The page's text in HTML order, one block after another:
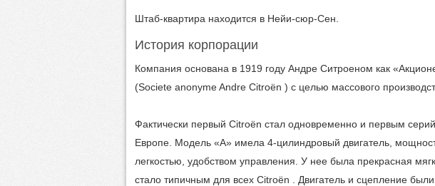
Штаб-квартира находится в Нейи-сюр-Сен.
История корпорации
Компания основана в 1919 году Андре Ситроеном как
(Societe anonyme Andre Citroën ) с целью массового
Фактически первый Citroën стал одновременно и первым
Европе. Модель «А» имела 4-цилиндровый двигатель,
легкостью, удобством управления. У нее была прекрасная
стало типичным для всех Citroën . Двигатель и сцепление